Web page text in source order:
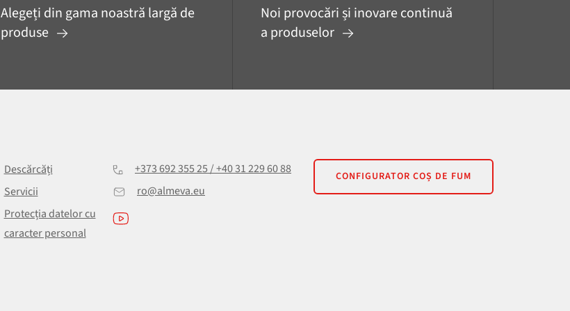
Alegeți din gama noastră largă de
produse
Noi provocări și inovare continuă
a produselor
Descărcăți
Servicii
Protecția datelor cu
caracter personal
+373 692 355 25 / +40 31 229 60 88
ro@almeva.eu
CONFIGURATOR COȘ DE FUM